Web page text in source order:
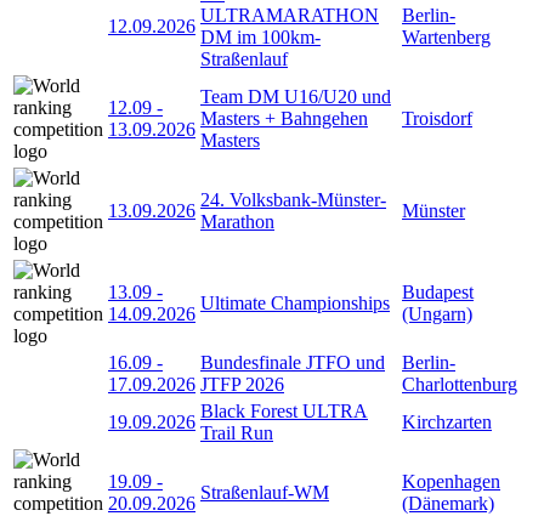
12.09.2026
ULTRAMARATHON
DM im 100km-
Straßenlauf
Berlin-
Wartenberg
12.09 -
13.09.2026
Team DM U16/U20 und
Masters + Bahngehen
Masters
Troisdorf
13.09.2026
24. Volksbank-Münster-
Marathon
Münster
13.09 -
14.09.2026
Ultimate Championships
Budapest
(Ungarn)
16.09 -
17.09.2026
Bundesfinale JTFO und
JTFP 2026
Berlin-
Charlottenburg
19.09.2026
Black Forest ULTRA
Trail Run
Kirchzarten
19.09 -
20.09.2026
Straßenlauf-WM
Kopenhagen
(Dänemark)